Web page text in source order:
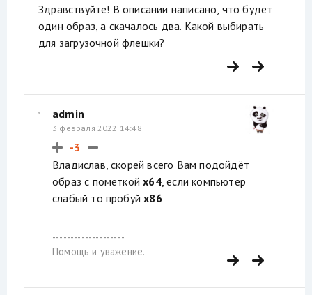
Здравствуйте! В описании написано, что будет
один образ, а скачалось два. Какой выбирать
для загрузочной флешки?
admin
3 февраля 2022 14:48
-3
Владислав, скорей всего Вам подойдёт
образ с пометкойx64, если компьютер
слабый то пробуйx86
--------------------
Помощь и уважение.